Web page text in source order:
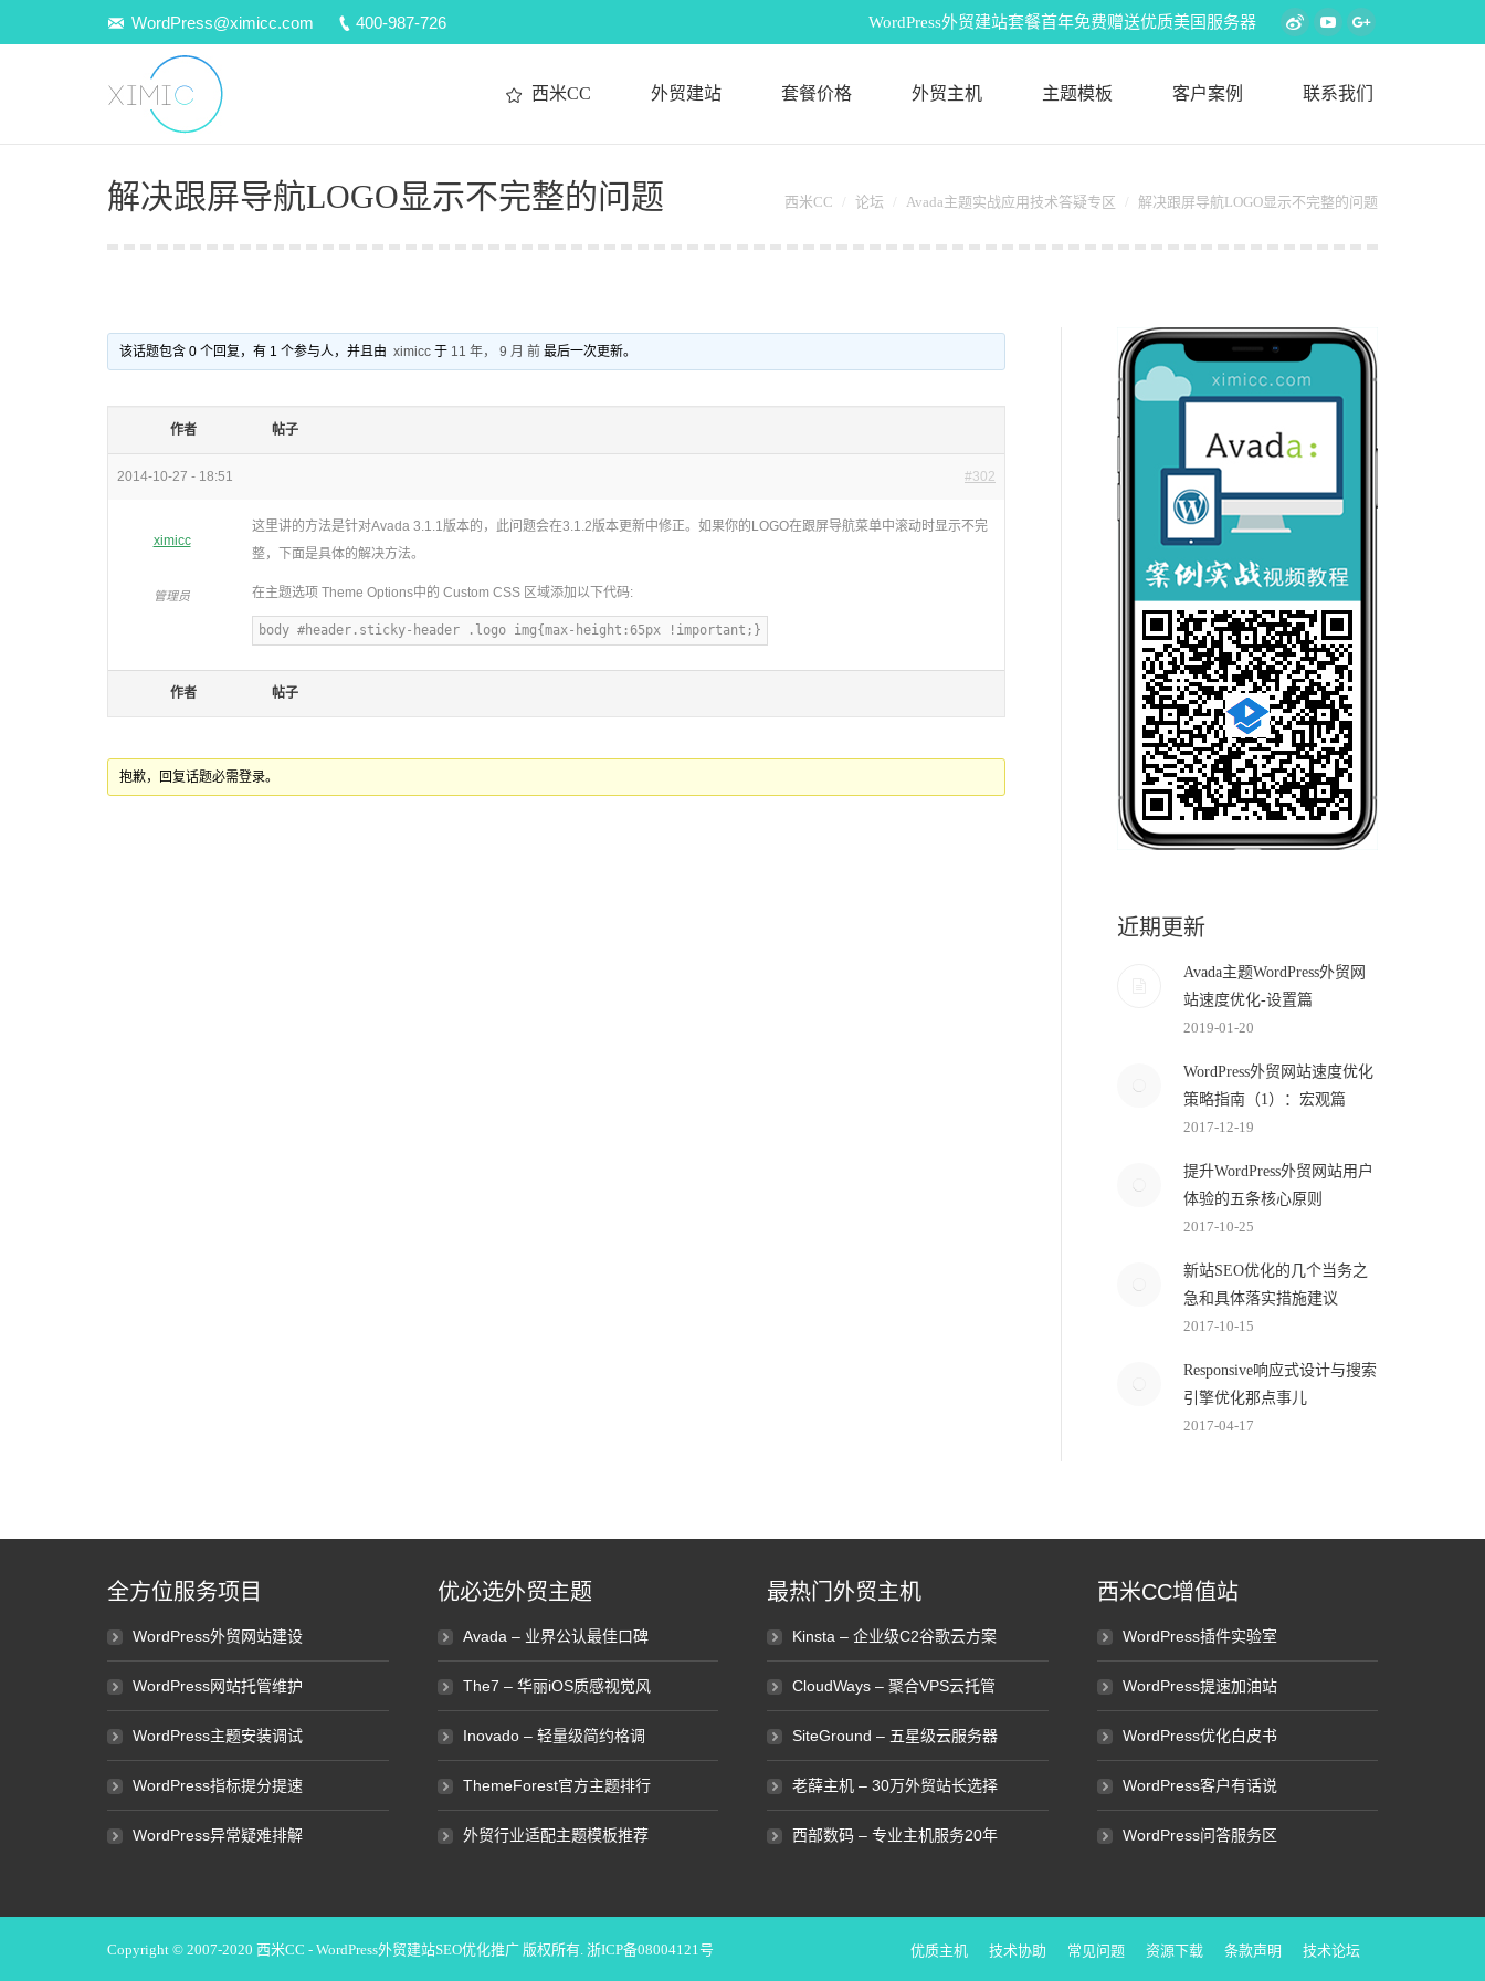
WordPress@ximicc.com 400-987-726
WordPress外贸建站套餐首年免费赠送优质美国服务器
WeiboYouTubeGoogle+
西米CC 外贸建站 套餐价格 外贸主机 主题模板 客户案例 联系我们
解决跟屏导航LOGO显示不完整的问题 西米CC 论坛 Avada主题实战应用技术答疑专区 解决跟屏导航LOGO显示不完整的问题
该话题包含 0 个回复，有 1 个参与人，并且由 ximicc 于 11 年， 9 月 前 最后一次更新。
作者 帖子
2014-10-27 - 18:51 #302
ximicc
管理员
这里讲的方法是针对Avada 3.1.1版本的，此问题会在3.1.2版本更新中修正。如果你的LOGO在跟屏导航菜单中滚动时显示不完
整，下面是具体的解决方法。
在主题选项 Theme Options中的 Custom CSS 区域添加以下代码:
body #header.sticky-header .logo img{max-height:65px !important;}
作者 帖子
抱歉，回复话题必需登录。
近期更新
Avada主题WordPress外贸网
站速度优化-设置篇
2019-01-20
WordPress外贸网站速度优化
策略指南（1）：宏观篇
2017-12-19
提升WordPress外贸网站用户
体验的五条核心原则
2017-10-25
新站SEO优化的几个当务之
急和具体落实措施建议
2017-10-15
Responsive响应式设计与搜索
引擎优化那点事儿
2017-04-17
全方位服务项目
WordPress外贸网站建设
WordPress网站托管维护
WordPress主题安装调试
WordPress指标提分提速
WordPress异常疑难排解
优必选外贸主题
Avada – 业界公认最佳口碑
The7 – 华丽iOS质感视觉风
Inovado – 轻量级简约格调
ThemeForest官方主题排行
外贸行业适配主题模板推荐
最热门外贸主机
Kinsta – 企业级C2谷歌云方案
CloudWays – 聚合VPS云托管
SiteGround – 五星级云服务器
老薛主机 – 30万外贸站长选择
西部数码 – 专业主机服务20年
西米CC增值站
WordPress插件实验室
WordPress提速加油站
WordPress优化白皮书
WordPress客户有话说
WordPress问答服务区
Copyright © 2007-2020 西米CC - WordPress外贸建站SEO优化推广 版权所有. 浙ICP备08004121号 优质主机 技术协助 常见问题 资源下载 条款声明 技术论坛